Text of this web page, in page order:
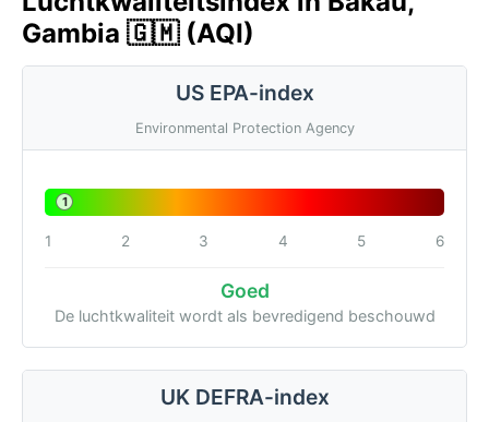
Gambia 🇬🇲 (AQI)
US EPA-index
Environmental Protection Agency
1
1 2 3 4 5 6
Goed
De luchtkwaliteit wordt als bevredigend beschouwd
UK DEFRA-index